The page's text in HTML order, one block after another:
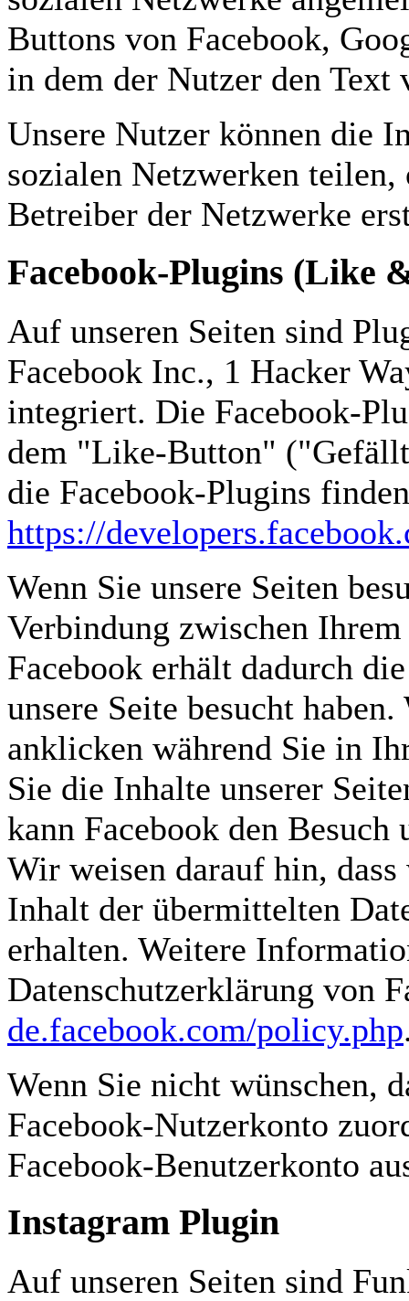
Buttons von Facebook,
in dem der Nutzer den Text
Unsere Nutzer können die
sozialen Netzwerken
Betreiber der Netzwerke
Facebook-Plugins (Like
Auf unseren Seiten sind
Facebook Inc., 1 Hacker
integriert. Die Facebook-
dem "Like-Button"
die Facebook-Plugins
https://
Wenn Sie unsere Seiten
Verbindung zwischen
Facebook erhält dadurch
unsere Seite besucht
anklicken während Sie in
Sie die Inhalte unserer
kann Facebook den
Wir weisen darauf hin,
Inhalt der übermittelten
erhalten. Weitere
Datenschutzerklärung von
de.facebook.com/policy.php
Wenn Sie nicht wünschen,
Facebook-Nutzerkonto
Facebook-Benutzerkonto
Instagram Plugin
Auf unseren Seiten sind